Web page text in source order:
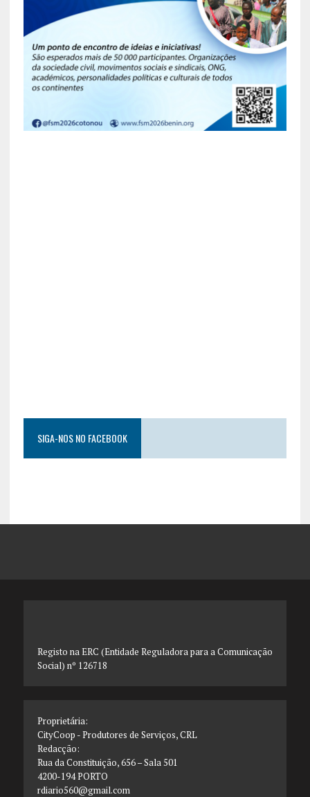
SIGA-NOS NO FACEBOOK
Registo na ERC (Entidade Reguladora para a Comunicação
Social) nº 126718
Proprietária:
CityCoop - Produtores de Serviços, CRL
Redacção:
Rua da Constituição, 656 – Sala 501
4200-194 PORTO
rdiario560@gmail.com